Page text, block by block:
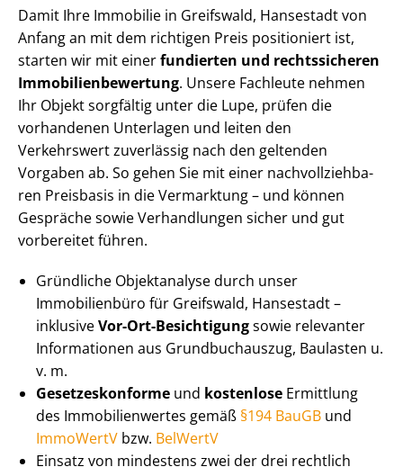
Damit Ihre Immobilie in Greifswald, Hansestadt von
Anfang an mit dem richtigen Preis positioniert ist,
starten wir mit einerfundierten und rechtssicheren
Im­mo­bi­li­en­be­wer­tung. Unsere Fachleute nehmen
Ihr Objekt sorgfältig unter die Lupe, prüfen die
vorhandenen Unterlagen und leiten den
Verkehrswert zuverlässig nach den geltenden
Vorgaben ab. So gehen Sie mit einer nach­voll­zieh­ba­
ren Preisbasis in die Vermarktung – und können
Gespräche sowie Verhandlungen sicher und gut
vorbereitet führen.
Gründliche Objektanalyse durch unser
Immobilienbüro für Greifswald, Hansestadt –
inklusiveVor-Ort-Besichtigungsowie relevanter
Informationen aus Grundbuchauszug, Baulasten u.
v. m.
Ge­set­zes­kon­for­me und kostenlose Ermittlung
des Im­mo­bi­li­en­wer­tes gemäß §194 BauGB und
ImmoWertV bzw. BelWertV
Einsatz von mindestens zwei der drei rechtlich